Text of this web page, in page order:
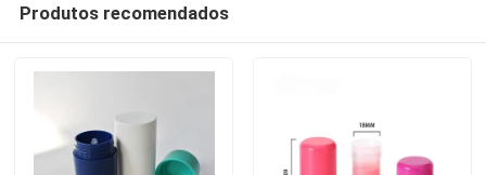
Produtos recomendados